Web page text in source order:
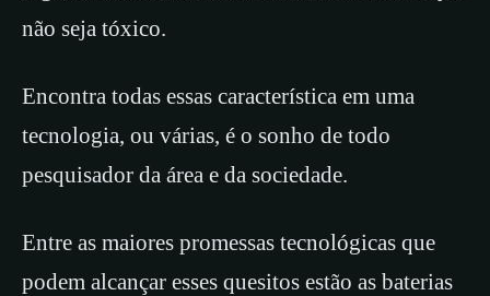
não seja tóxico.
Encontra todas essas característica em uma
tecnologia, ou várias, é o sonho de todo
pesquisador da área e da sociedade.
Entre as maiores promessas tecnológicas que
podem alcançar esses quesitos estão as baterias